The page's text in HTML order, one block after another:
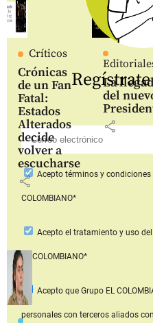
Críticos
Crónicas
de un Fan
Fatal:
Estados
Alterados
decide
volver a
escucharse
share
La
del
share
Regístrate
Aceptotérminos y
COLOMBIANO*
Acepto el tratamiento y uso
EL COLOMBIANO*
Acepto que Grupo EL
personales con terceros aliados